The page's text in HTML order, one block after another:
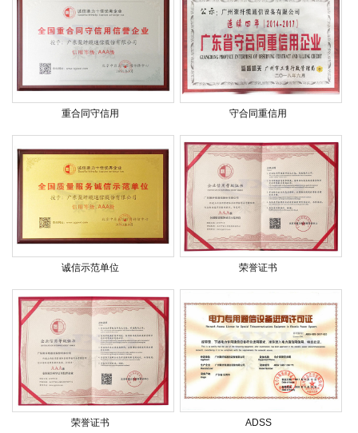
重合同守信用 守合同重信用
诚信示范单位 荣誉证书
荣誉证书 ADSS